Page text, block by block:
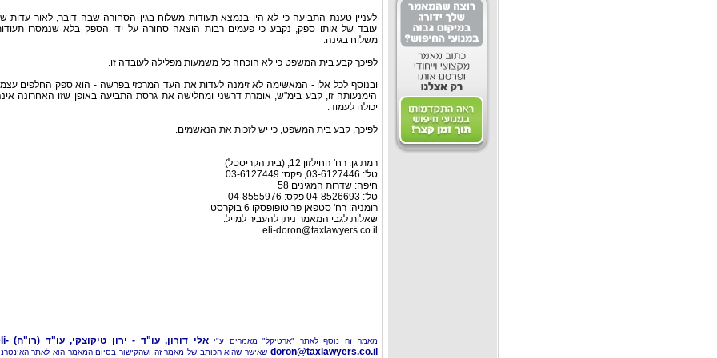
לעניין טענת התביעה כי לא היו בנמצא תעודות משלוח בגין הסחורה שבה דובר, לאור עדות
עובד של אותו ספק, נקבע כי פעמים רבות הוצאה סחורה על ידי הספק בלא שנמסרו
משלוח בגינה.
לפיכך קבע בית המשפט כי לא הוכחה כל משמעות מפלילה לעובדה זו.
ובנוסף לכל אלו - המאשימה לא זימנה לעדות את העד המרכזי בפרשה - הוא ספק החלפים
הימנעותה זו, קבע בימ"ש, אומרת דרשני ומחלישה את גרסת התביעה באופן שזו האחרונה
יכולה לעמוד.
לפיכך, קבע בית המשפט, כי יש לזכות את הנאשמים.
רמת גן: רח' החילזון 12, (בית הקריסטל)
טל': 03-6127446, פקס: 03-6127449
חיפה: שדרות המגינים 58
טל': 04-8526693 פקס: 04-8555976
רומניה: רח' סטפאן פרוטופופסקו 6 בוקרסט
שאלות לגבי המאמר ניתן להעביר למייל:
eli-doron@taxlawyers.co.il
מאמר זה נוסף לאתר "ארטיקל" מאמרים ע"יאלי דורון, עו"ד - ירון טיקוצקי, עו"ד (רו"ח)
doron@taxlawyers.co.il שאישר שהוא הכותב של מאמר זה ושהקישור בסיום המאמר הוא לאתר